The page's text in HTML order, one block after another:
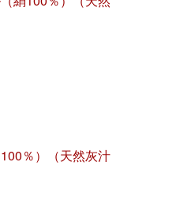
％）（天然灰汁